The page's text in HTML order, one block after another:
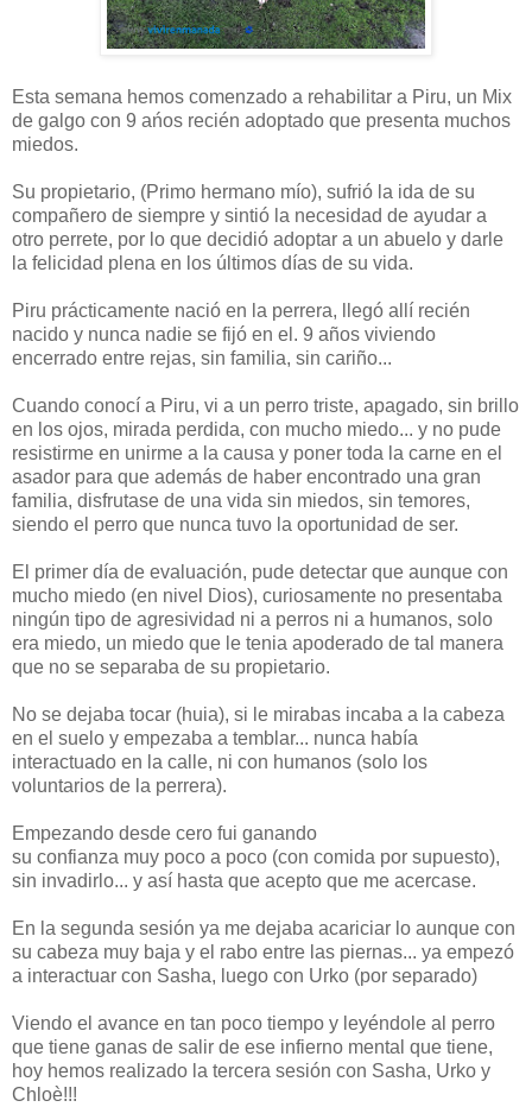
Esta semana hemos comenzado a rehabilitar a Piru, un Mix
de galgo con 9 ańos recién adoptado que presenta muchos
miedos.
Su propietario, (Primo hermano mío), sufrió la ida de su
compañero de siempre y sintió la necesidad de ayudar a
otro perrete, por lo que decidió adoptar a un abuelo y darle
la felicidad plena en los últimos días de su vida.
Piru prácticamente nació en la perrera, llegó allí recién
nacido y nunca nadie se fijó en el. 9 años viviendo
encerrado entre rejas, sin familia, sin cariño...
Cuando conocí a Piru, vi a un perro triste, apagado, sin brillo
en los ojos, mirada perdida, con mucho miedo... y no pude
resistirme en unirme a la causa y poner toda la carne en el
asador para que además de haber encontrado una gran
familia, disfrutase de una vida sin miedos, sin temores,
siendo el perro que nunca tuvo la oportunidad de ser.
El primer día de evaluación, pude detectar que aunque con
mucho miedo (en nivel Dios), curiosamente no presentaba
ningún tipo de agresividad ni a perros ni a humanos, solo
era miedo, un miedo que le tenia apoderado de tal manera
que no se separaba de su propietario.
No se dejaba tocar (huia), si le mirabas incaba a la cabeza
en el suelo y empezaba a temblar... nunca había
interactuado en la calle, ni con humanos (solo los
voluntarios de la perrera).
Empezando desde cero fui ganando
su confianza muy poco a poco (con comida por supuesto),
sin invadirlo... y así hasta que acepto que me acercase.
En la segunda sesión ya me dejaba acariciar lo aunque con
su cabeza muy baja y el rabo entre las piernas... ya empezó
a interactuar con Sasha, luego con Urko (por separado)
Viendo el avance en tan poco tiempo y leyéndole al perro
que tiene ganas de salir de ese infierno mental que tiene,
hoy hemos realizado la tercera sesión con Sasha, Urko y
Chloè!!!